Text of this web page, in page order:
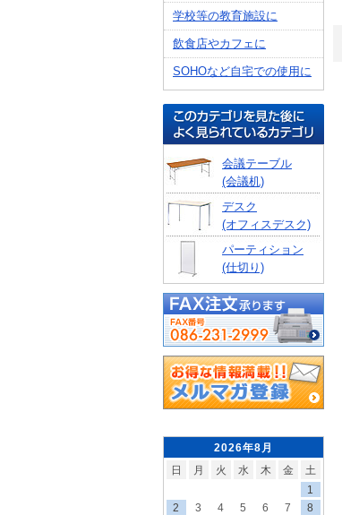
学校等の教育施設に
飲食店やカフェに
SOHOなど自宅での使用に
会議テーブル
(会議机)
デスク
(オフィスデスク)
パーティション
(仕切り)
2026年8月
日
月 火 水 木 金
土
1
2
3 4 5 6 7
8